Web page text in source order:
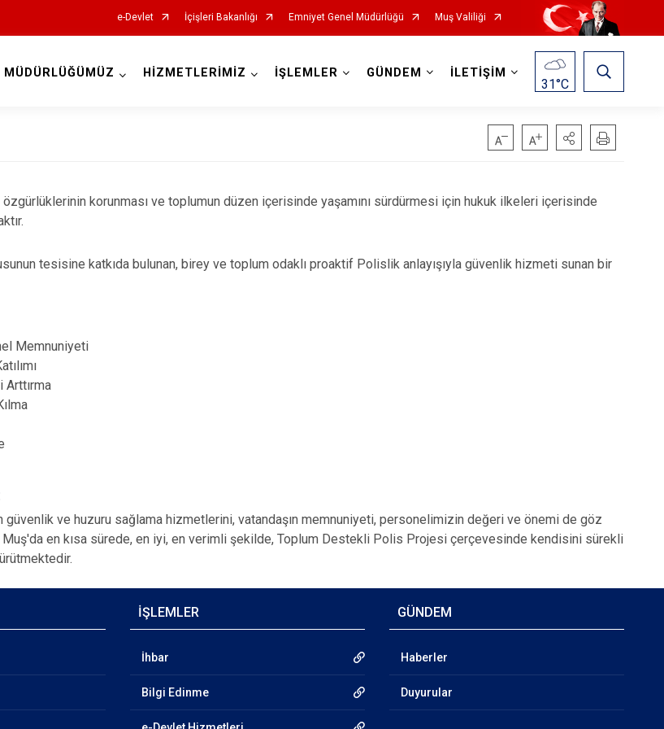
e-Devlet İçişleri Bakanlığı Emniyet Genel Müdürlüğü Muş Valiliği
MÜDÜRLÜĞÜMÜZ HİZMETLERİMİZ İŞLEMLER GÜNDEM İLETİŞİM
31°C
korunması ve toplumun düzen içerisinde yaşamını sürdürmesi için hukuk ilkeleri içerisinde
tesisine katkıda bulunan, birey ve toplum odaklı proaktif Polislik anlayışıyla güvenlik hizmeti sunan bir
Memnuniyeti
Arttırma
güvenlik ve huzuru sağlama hizmetlerini, vatandaşın memnuniyeti, personelimizin değeri ve önemi de göz
Muş'da en kısa sürede, en iyi, en verimli şekilde, Toplum Destekli Polis Projesi çerçevesinde kendisini sürekli
İŞLEMLER
İhbar
Bilgi Edinme
GÜNDEM
Haberler
Duyurular